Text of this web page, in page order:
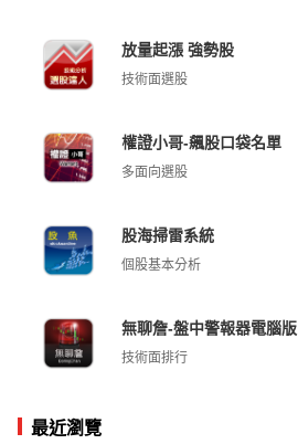
放量起漲 強勢股
技術面選股
權證小哥-飆股口袋名單
多面向選股
股海掃雷系統
個股基本分析
無聊詹-盤中警報器電腦版
技術面排行
最近瀏覽